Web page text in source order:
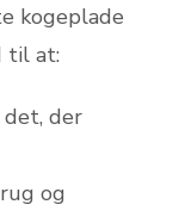
kogeplade
til at:
der
og